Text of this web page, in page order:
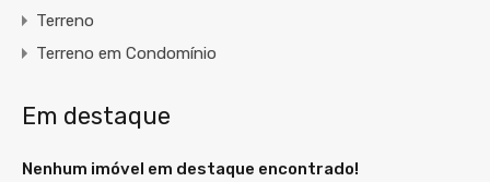
Terreno
Terreno em Condomínio
Em destaque
Nenhum imóvel em destaque encontrado!